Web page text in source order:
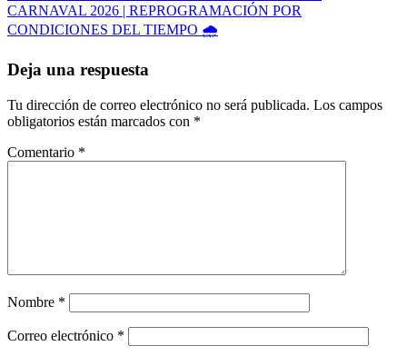
de
CARNAVAL 2026 | REPROGRAMACIÓN POR
CONDICIONES DEL TIEMPO 🌧️
Deja una respuesta
Tu dirección de correo electrónico no será publicada. Los campos
obligatorios están marcados con *
Comentario *
Nombre *
Correo electrónico *